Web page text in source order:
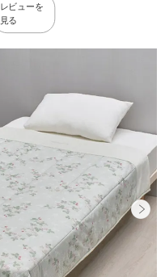
レビューを
見る